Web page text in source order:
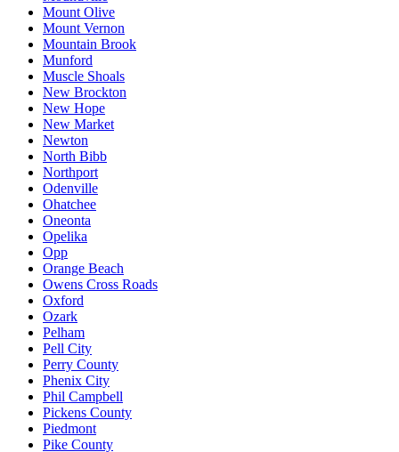
Mount Olive
Mount Vernon
Mountain Brook
Munford
Muscle Shoals
New Brockton
New Hope
New Market
Newton
North Bibb
Northport
Odenville
Ohatchee
Oneonta
Opelika
Opp
Orange Beach
Owens Cross Roads
Oxford
Ozark
Pelham
Pell City
Perry County
Phenix City
Phil Campbell
Pickens County
Piedmont
Pike County